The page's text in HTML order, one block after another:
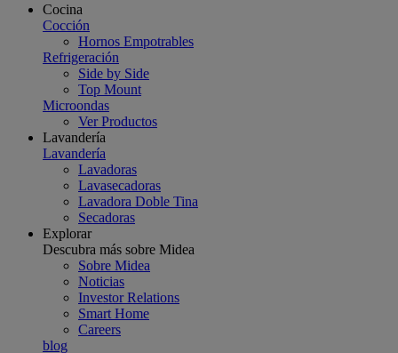
Cocina
Cocción
Hornos Empotrables
Refrigeración
Side by Side
Top Mount
Microondas
Ver Productos
Lavandería
Lavandería
Lavadoras
Lavasecadoras
Lavadora Doble Tina
Secadoras
Explorar
Descubra más sobre Midea
Sobre Midea
Noticias
Investor Relations
Smart Home
Careers
blog